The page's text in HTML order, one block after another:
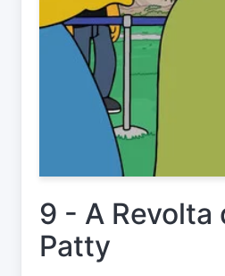
9 - A Revolta
Patty